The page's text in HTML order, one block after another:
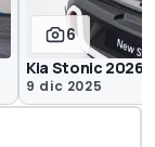
6
Kia Stonic
9 dic 2025